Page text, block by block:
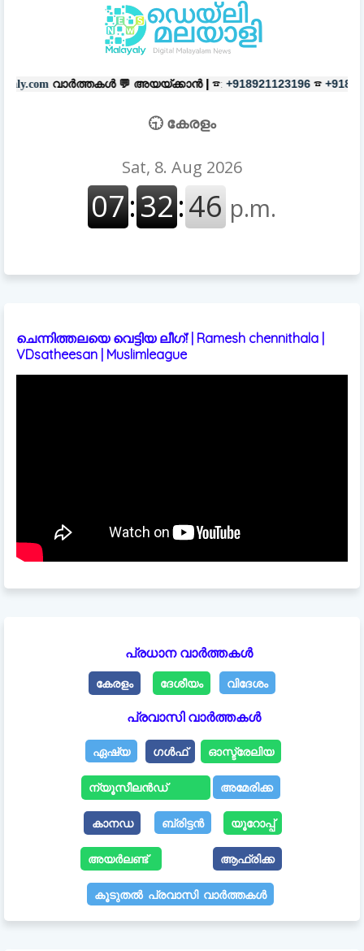
💬അയയ്ക്കാൻ | ☎: +918921123196 ☎ +918606657037
🕤 കേരളം
ചെന്നിത്തലയെ വെട്ടിയ ലീഗ്! | Ramesh chennithala |
VDsatheesan | Muslimleague
പ്രധാന വാർത്തകൾ
കേരളം ദേശീയം വിദേശം
പ്രവാസി വാർത്തകൾ
ഏഷ്യ ഗൾഫ് ഓസ്ട്രേലിയ
ന്യൂസീലൻഡ് അമേരിക്ക
കാനഡ ബ്രിട്ടൻ യൂറോപ്പ്
അയർലണ്ട് ആഫ്രിക്ക
കൂടുതൽ പ്രവാസി വാർത്തകൾ